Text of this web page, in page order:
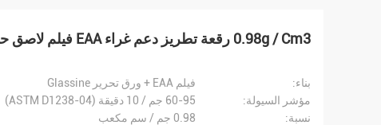
0.98g / Cm3 رقعة تطريز دعم غراء EAA فيلم لاصق حراري
بناء:
فيلم EAA + ورق تحرير Glassine
مؤشر السيولة:
60-95 جم / 10 دقيقة (ASTM D1238-04)
نسبة:
0.98 جم / سم مكعب